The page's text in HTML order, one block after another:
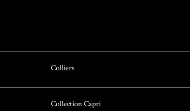
Colliers
Collection Capri